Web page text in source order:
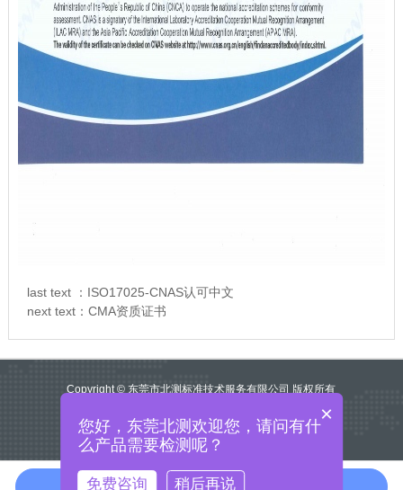
last text ： ISO17025-CNAS认可中文
next text： CMA资质证书
Copyright © 东莞市北测标准技术服务有限公司 版权所有
粤ICP备17102262号
×
您好，东莞北测欢迎您，请问有什
么产品需要检测呢？
免费咨询 稍后再说